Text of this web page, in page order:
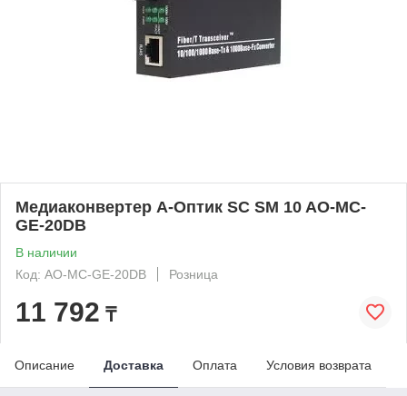
Медиаконвертер А-Оптик SC SM 10 AO-MC-
GE-20DB
В наличии
Код: AO-MC-GE-20DB
Розница
11 792 ₸
Описание Доставка Оплата Условия возврата